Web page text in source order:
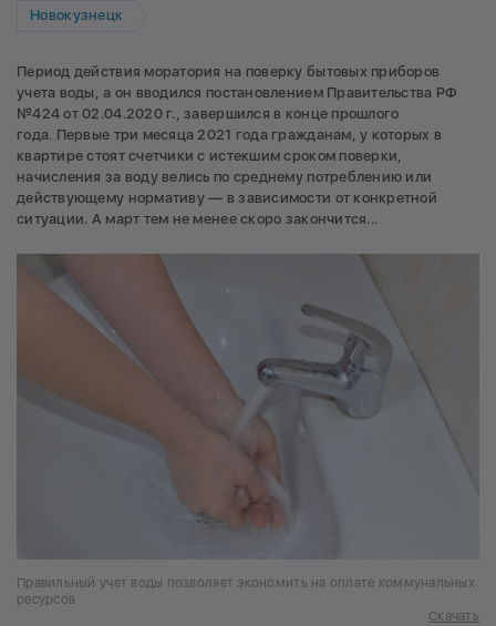
Новокузнецк
Период действия моратория на поверку бытовых приборов
учета воды, а он вводился постановлением Правительства РФ
№424 от 02.04.2020 г., завершился в конце прошлого
года. Первые три месяца 2021 года гражданам, у которых в
квартире стоят счетчики с истекшим сроком поверки,
начисления за воду велись по среднему потреблению или
действующему нормативу — в зависимости от конкретной
ситуации. А март тем не менее скоро закончится...
Правильный учет воды позволяет экономить на оплате коммунальных
ресурсов
Скачать